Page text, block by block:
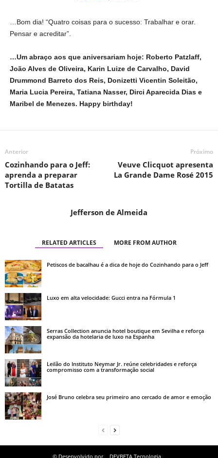
…Bom dia! “Quatro coisas para o sucesso: Trabalhar e orar.
Pensar e acreditar”.
…Um abraço aos que aniversariam hoje: Roberto Patzlaff,
João Alves de Oliveira, Karin Luize de Carvalho, David
Drummond Barreto dos Reis, Donizetti Vicentin Soleitão,
Maria Lucia Pereira, Tatiana Nasser, Dirci Aparecida Dias e
Maribel de Menezes. Happy birthday!
Anterior
Cozinhando para o Jeff:
aprenda a preparar
Tortilla de Batatas
Próximo
Veuve Clicquot apresenta
La Grande Dame Rosé 2015
Jefferson de Almeida
RELATED ARTICLES MORE FROM AUTHOR
Petiscos de bacalhau é a dica de hoje do Cozinhando para o Jeff
Luxo em alta velocidade: Gucci entra na Fórmula 1
Serras Collection anuncia hotel boutique em Sevilha e reforça
expansão da hotelaria de luxo na Espanha
Leilão do Instituto Neymar Jr. reúne celebridades e reforça
compromisso com a transformação social
José Bruno celebra seu primeiro ano cercado de amor e emoção
© Desenvolvido por DEVBETA Tecnologia